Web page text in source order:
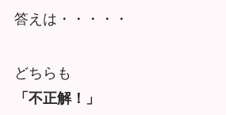
答えは・・・・・
どちらも
「不正解！」